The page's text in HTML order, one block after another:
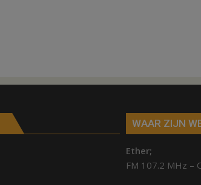
WAAR ZIJN
Ether;
FM 107.2 MHz –